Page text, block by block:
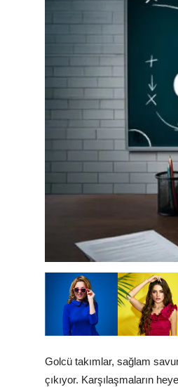
Golcü takımlar, sağlam
çıkıyor. Karşılaşmaların